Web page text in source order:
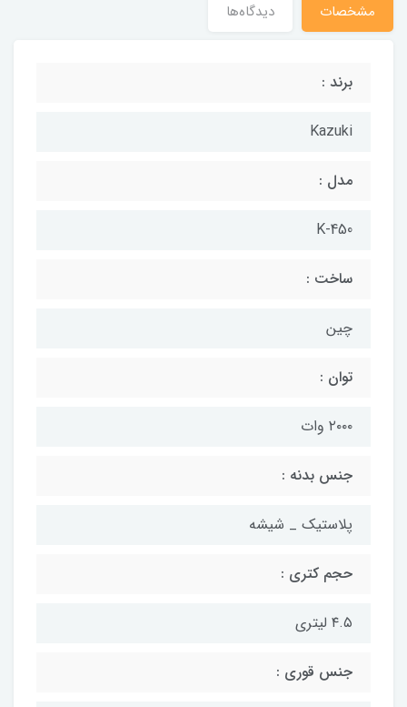
مشخصات دیدگاه‌ها
برند :
Kazuki
مدل :
K-450
ساخت :
چین
توان :
۲۰۰۰ وات
جنس بدنه :
پلاستیک _ شیشه
حجم کتری :
۴.۵ لیتری
جنس قوری :